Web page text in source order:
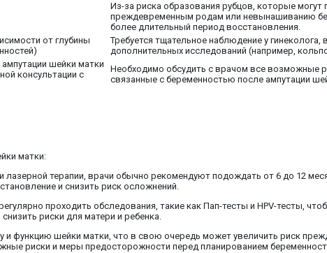
Из-за риска образования рубцов, которые могут
преждевременным родам или невынашиванию
более длительный период восстановления.
от глубины
Требуется тщательное наблюдение у
дополнительных исследований (например,
шейки матки
консультации с
Необходимо обсудить с врачом все возможные
связанные с беременностью после ампутации
матки:
лазерной терапии, врачи обычно рекомендуют подождать от 6 до 12
и снизить риск осложнений.
проходить обследования, такие как Пап-тесты и HPV-тесты,
риски для матери и ребенка.
и функцию шейки матки, что в свою очередь может увеличить риск
риски и меры предосторожности перед планированием